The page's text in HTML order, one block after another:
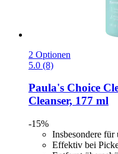
2 Optionen
5.0 (8)
Paula's Choice
Cleanser, 177 ml
-15%
Insbesondere für
Effektiv bei